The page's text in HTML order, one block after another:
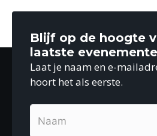
Blijf op de hoogte
laatste
Laat je naam en e-
hoort het als eerste.